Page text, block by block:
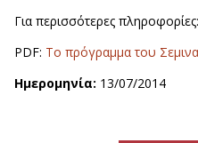
Για περισσότερες πληροφορίες:
PDF: Το πρόγραμμα του
Ημερομηνία: 13/07/2014